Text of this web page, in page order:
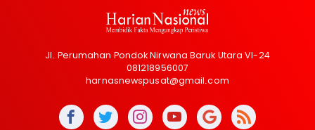
Jl. Perumahan Pondok Nirwana Baruk Utara VI-24
081218956007
harnasnewspusat@gmail.com